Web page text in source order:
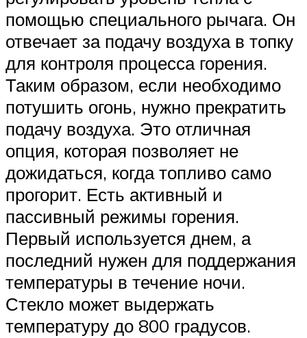
помощью специального рычага. Он
отвечает за подачу воздуха в топку
для контроля процесса горения.
Таким образом, если необходимо
потушить огонь, нужно прекратить
подачу воздуха. Это отличная
опция, которая позволяет не
дожидаться, когда топливо само
прогорит. Есть активный и
пассивный режимы горения.
Первый используется днем, а
последний нужен для поддержания
температуры в течение ночи.
Стекло может выдержать
температуру до 800 градусов.